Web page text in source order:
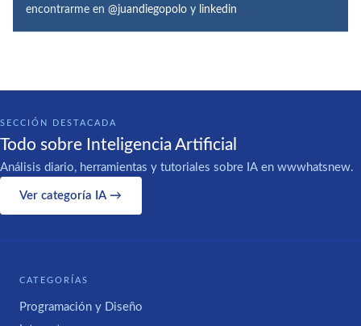
encontrarme en @juandiegopolo y linkedin
SECCIÓN DESTACADA
Todo sobre Inteligencia Artificial
Análisis diario, herramientas y tutoriales sobre IA en wwwhatsnew.
Ver categoría IA →
CATEGORÍAS
Programación y Diseño